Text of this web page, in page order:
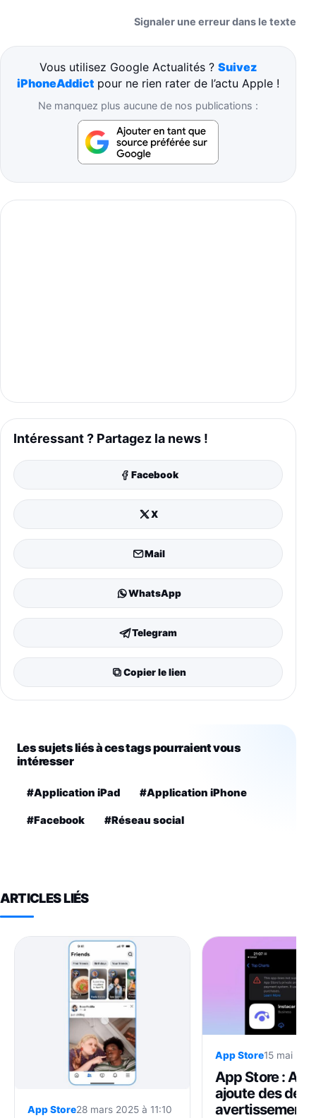
Signaler une erreur dans le texte
Vous utilisez Google Actualités ? Suivez
iPhoneAddict pour ne rien rater de l’actu Apple !
Ne manquez plus aucune de nos publications :
Intéressant ? Partagez la news !
Facebook
X
Mail
WhatsApp
Telegram
Copier le lien
Les sujets liés à ces tags pourraient vous
intéresser
#Application iPad #Application iPhone
#Facebook #Réseau social
ARTICLES LIÉS
App Store28 mars 2025 à 11:10
App Store15 mai
App Store :
ajoute des des